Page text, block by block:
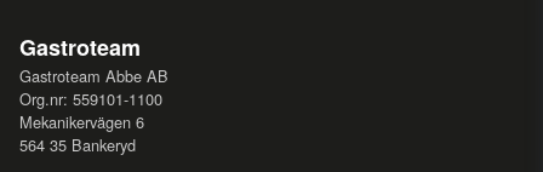
Gastroteam
Gastroteam Abbe AB
Org.nr: 559101-1100
Mekanikervägen 6
564 35 Bankeryd